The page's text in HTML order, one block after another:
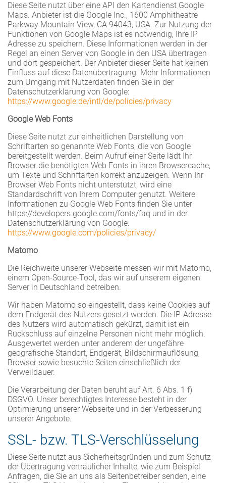
Diese Seite nutzt über eine API den Kartendienst Google
Maps. Anbieter ist die Google Inc., 1600 Amphitheatre
Parkway Mountain View, CA 94043, USA. Zur Nutzung der
Funktionen von Google Maps ist es notwendig, Ihre IP
Adresse zu speichern. Diese Informationen werden in der
Regel an einen Server von Google in den USA übertragen
und dort gespeichert. Der Anbieter dieser Seite hat keinen
Einfluss auf diese Datenübertragung. Mehr Informationen
zum Umgang mit Nutzerdaten finden Sie in der
Datenschutzerklärung von Google:
https://www.google.de/intl/de/policies/privacy
Google Web Fonts
Diese Seite nutzt zur einheitlichen Darstellung von
Schriftarten so genannte Web Fonts, die von Google
bereitgestellt werden. Beim Aufruf einer Seite lädt Ihr
Browser die benötigten Web Fonts in ihren Browsercache,
um Texte und Schriftarten korrekt anzuzeigen. Wenn Ihr
Browser Web Fonts nicht unterstützt, wird eine
Standardschrift von Ihrem Computer genutzt. Weitere
Informationen zu Google Web Fonts finden Sie unter
https://developers.google.com/fonts/faq und in der
Datenschutzerklärung von Google:
https://www.google.com/policies/privacy/
Matomo
Die Reichweite unserer Webseite messen wir mit Matomo,
einem Open-Source-Tool, das wir auf unserem eigenen
Server in Deutschland betreiben.
Wir haben Matomo so eingestellt, dass keine Cookies auf
dem Endgerät des Nutzers gesetzt werden. Die IP-Adresse
des Nutzers wird automatisch gekürzt, damit ist ein
Rückschluss auf einzelne Personen nicht mehr möglich.
Ausgewertet werden unter anderem der ungefähre
geografische Standort, Endgerät, Bildschirmauflösung,
Browser sowie besuchte Seiten einschließlich der
Verweildauer.
Die Verarbeitung der Daten beruht auf Art. 6 Abs. 1 f)
DSGVO. Unser berechtigtes Interesse besteht in der
Optimierung unserer Webseite und in der Verbesserung
unserer Angebote.
SSL- bzw. TLS-Verschlüsselung
Diese Seite nutzt aus Sicherheitsgründen und zum Schutz
der Übertragung vertraulicher Inhalte, wie zum Beispiel
Anfragen, die Sie an uns als Seitenbetreiber senden, eine